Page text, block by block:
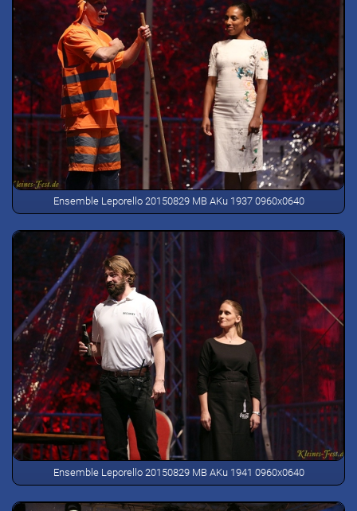
Ensemble Leporello 20150829 MB AKu 1937 0960x0640
Ensemble Leporello 20150829 MB AKu 1941 0960x0640